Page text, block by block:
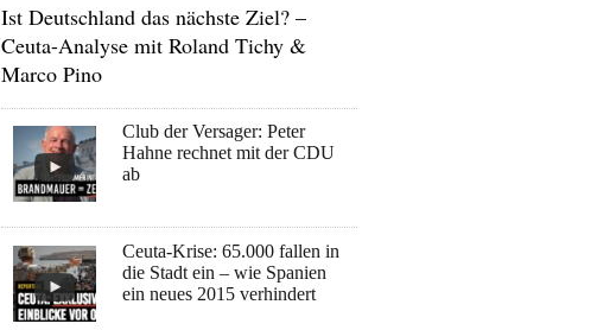
Ist Deutschland das nächste Ziel? –
Ceuta-Analyse mit Roland Tichy &
Marco Pino
Club der Versager: Peter
Hahne rechnet mit der CDU
ab
Ceuta-Krise: 65.000 fallen in
die Stadt ein – wie Spanien
ein neues 2015 verhindert